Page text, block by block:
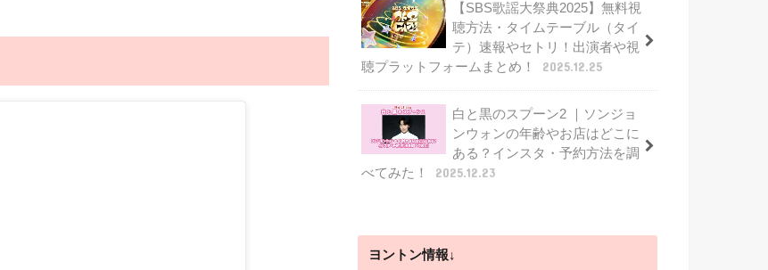
【SBS歌謡大祭典2025】無料視
聴方法・タイムテーブル（タイ
テ）速報やセトリ！出演者や視
聴プラットフォームまとめ！
2025.12.25
白と黒のスプーン2 ｜ソンジョ
ンウォンの年齢やお店はどこに
ある？インスタ・予約方法を調
べてみた！
2025.12.23
ヨントン情報↓